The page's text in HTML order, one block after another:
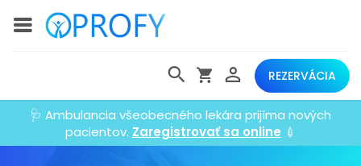
REZERVÁCIA
🩺 Ambulancia všeobecného lekára prijíma nových
pacientov. Zaregistrovať sa online 💉